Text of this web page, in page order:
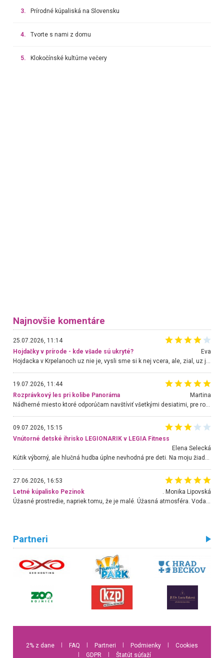
3. Prírodné kúpaliská na Slovensku
4. Tvorte s nami z domu
5. Klokočínské kultúrne večery
Najnovšie komentáre
25.07.2026, 11:14
Hojdačky v prírode - kde všade sú ukryté?
Eva
Hojdacka v Krpelanoch uz nie je, vysli sme si k nej vcera, ale, zial, uz je znicena. Ak sem planujete cestu len kvoli hojdacke, mozete si ju usetrit. Krasny vyhlad je tu vsak aj bez hojdacky :-)
19.07.2026, 11:44
Rozprávkový les pri kolibe Panoráma
Martina
Nádherné miesto ktoré odporúčam navštíviť všetkými desiatimi, pre rodiny s deťmi, dôchodcom... Proste a jednoducho ozaj rozprávkový les.. určite ešte prídeme. Odniesli sme si na pamiatku krásne tričká,
09.07.2026, 15:15
Vnútorné detské ihrisko LEGIONARIK v LEGIA Fitness
Elena Selecká
Kútik výborný, ale hlučná hudba úplne nevhodná pre deti. Na moju žiadosť o aspoň sušenie nereagovali.
27.06.2026, 16:53
Letné kúpalisko Pezinok
. Monika Lipovská
Partneri
2% z dane FAQ Partneri Podmienky
Cookies
GDPR Štatút súťaží